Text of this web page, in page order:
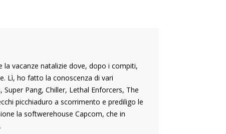
la vacanze natalizie dove, dopo i compiti,
Lì, ho fatto la conoscenza di vari
Pang, Chiller, Lethal Enforcers, The
picchiaduro a scorrimento e prediligo le
la softwerehouse Capcom, che in